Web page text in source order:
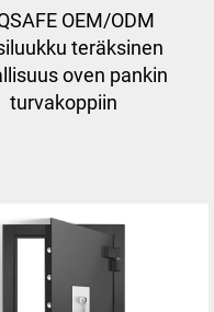
OEM/ODM
teräksinen
oven pankin
turvakoppiin